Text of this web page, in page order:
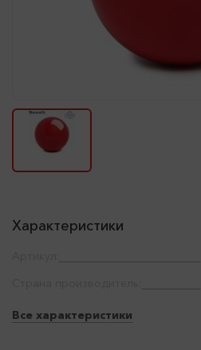
Характеристики
Все характеристики